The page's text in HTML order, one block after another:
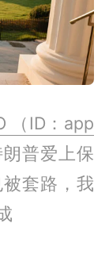
（ID：app
朗普爱上保
套路，我